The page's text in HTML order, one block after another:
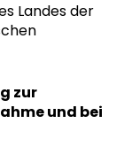
Landes der
zur
und bei